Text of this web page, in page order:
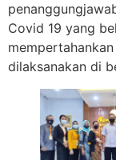
Covid 19 yang
dilaksanakan di